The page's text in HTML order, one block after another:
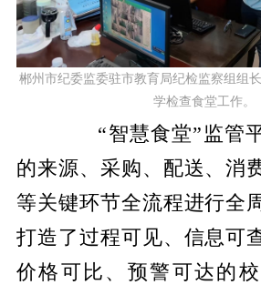
郴州市纪委监委驻市教育局纪检监察组组
学检查食堂工作。
“智慧食堂”监管平
的来源、采购、配送、消
等关键环节全流程进行全
打造了过程可见、信息可
价格可比、预警可达的